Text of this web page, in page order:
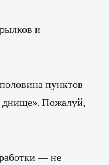
и
пунктов —
днище». Пожалуй,
— не